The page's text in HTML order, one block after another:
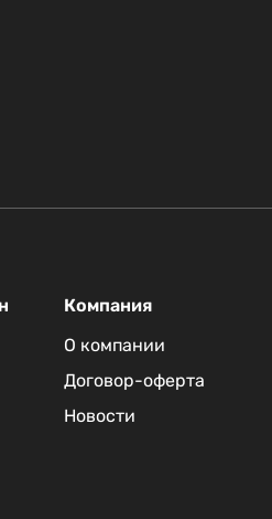
Компания
О компании
Договор-оферта
Новости